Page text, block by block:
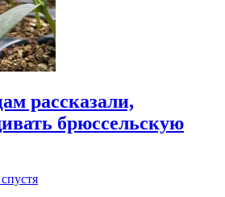
рассказали,
брюссельскую